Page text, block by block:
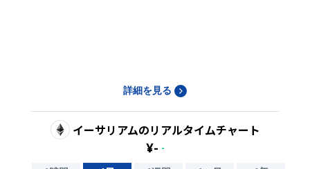
詳細を見る
イーサリアムのリアルタイムチャート
¥- -